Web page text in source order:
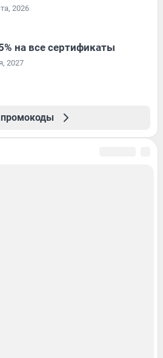
2026
на все сертификаты
2027
промокоды